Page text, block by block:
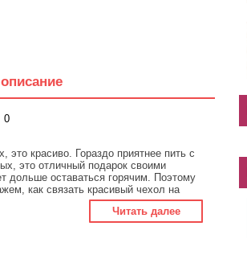
0
красиво. Гораздо приятнее пить с
это отличный подарок своими
дольше оставаться горячим. Поэтому
как связать красивый чехол на
Читать далее